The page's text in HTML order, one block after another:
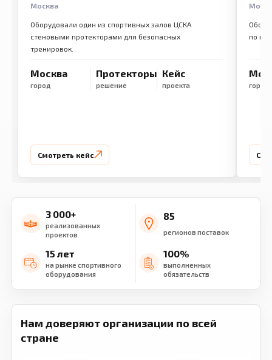
Москва
Оборудовали один из спортивных залов ЦСКА
стеновыми протекторами для безопасных
тренировок.
Москва
город
Протекторы
решение
Кейс
проекта
Смотреть кейс
по
город
3 000+
реализованных
проектов
85
регионов поставок
15 лет
на рынке спортивного
оборудования
100%
выполненных
обязательств
Нам доверяют организации по всей
стране